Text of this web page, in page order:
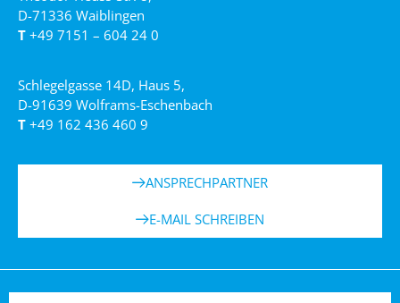
D-71336 Waiblingen
T +49 7151 – 604 24 0
Schlegelgasse 14D, Haus 5,
D-91639 Wolframs-Eschenbach
T +49 162 436 460 9
ANSPRECHPARTNER
E-MAIL SCHREIBEN